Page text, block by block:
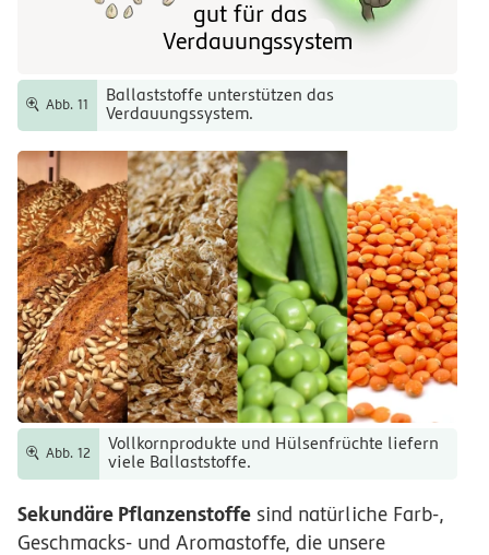
gut für das
Verdauungssystem
Abb. 11
Ballaststoffe unterstützen das
Verdauungssystem.
Abb. 12
Vollkornprodukte und Hülsenfrüchte liefern
viele Ballaststoffe.
Sekundäre Pflanzenstoffe sind natürliche Farb-,
Geschmacks- und Aromastoffe, die unsere